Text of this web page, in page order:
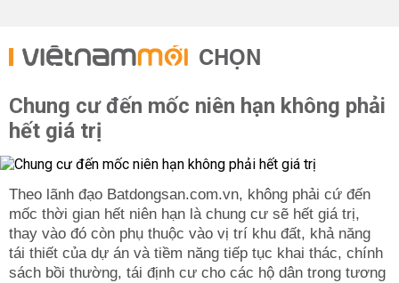
CHỌN
Chung cư đến mốc niên hạn không phải
hết giá trị
Theo lãnh đạo Batdongsan.com.vn, không phải cứ đến
mốc thời gian hết niên hạn là chung cư sẽ hết giá trị,
thay vào đó còn phụ thuộc vào vị trí khu đất, khả năng
tái thiết của dự án và tiềm năng tiếp tục khai thác, chính
sách bồi thường, tái định cư cho các hộ dân trong tương